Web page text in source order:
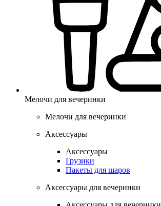
Мелочи для вечеринки
Мелочи для вечеринки
Аксессуары
Аксессуары
Грузики
Пакеты для шаров
Аксессуары для вечеринки